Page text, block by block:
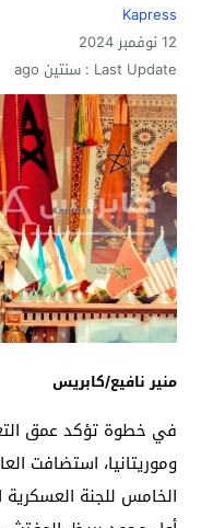
Kapress
12 نوفمبر 2024
Last Update : سنتين ago
منير نافيع/كابريس
في خطوة تؤكد عمق
وموريتانيا، استضافت
الخامس للجنة